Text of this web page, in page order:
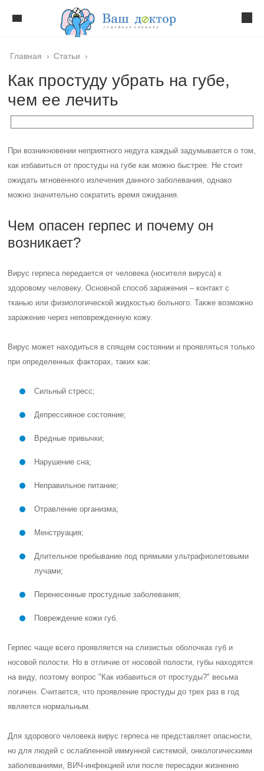
Главная › Статьи ›
Как простуду убрать на губе,
чем ее лечить
При возникновении неприятного недуга каждый задумывается о том,
как избавиться от простуды на губе как можно быстрее. Не стоит
ожидать мгновенного излечения данного заболевания, однако
можно значительно сократить время ожидания.
Чем опасен герпес и почему он
возникает?
Вирус герпеса передается от человека (носителя вируса) к
здоровому человеку. Основной способ заражения – контакт с
тканью или физиологической жидкостью больного. Также возможно
заражение через неповрежденную кожу.
Вирус может находиться в спящем состоянии и проявляться только
при определенных факторах, таких как:
Сильный стресс;
Депрессивное состояние;
Вредные привычки;
Нарушение сна;
Неправильное питание;
Отравление организма;
Менструация;
Длительное пребывание под прямыми ультрафиолетовыми
лучами;
Перенесенные простудные заболевания;
Повреждение кожи губ.
Герпес чаще всего проявляется на слизистых оболочках губ и
носовой полости. Но в отличие от носовой полости, губы находятся
на виду, поэтому вопрос "Как избавиться от простуды?" весьма
логичен. Считается, что проявление простуды до трех раз в год
является нормальным.
Для здорового человека вирус герпеса не представляет опасности,
но для людей с ослабленной иммунной системой, онкологическими
заболеваниями, ВИЧ-инфекцией или после пересадки жизненно